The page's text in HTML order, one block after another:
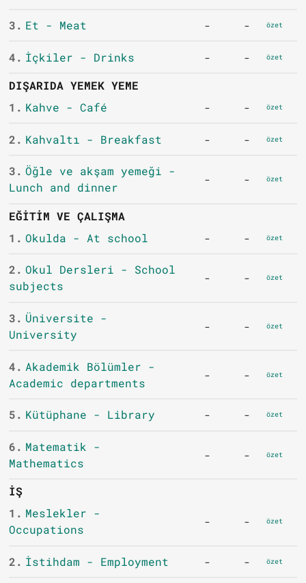
3. Et - Meat - - özet
4. İçkiler - Drinks - - özet
DIŞARIDA YEMEK YEME
1. Kahve - Café - - özet
2. Kahvaltı - Breakfast - - özet
3. Öğle ve akşam yemeği -
Lunch and dinner
- - özet
EĞITIM VE ÇALIŞMA
1. Okulda - At school - - özet
2. Okul Dersleri - School
subjects
- - özet
3. Üniversite -
University
- - özet
4. Akademik Bölümler -
Academic departments
- - özet
5. Kütüphane - Library - - özet
6. Matematik -
Mathematics
- - özet
İŞ
1. Meslekler -
Occupations
- - özet
2. İstihdam - Employment - - özet